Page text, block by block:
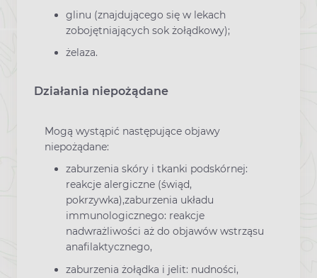
glinu (znajdującego się w lekach
zobojętniających sok żołądkowy);
żelaza.
Działania niepożądane
Mogą wystąpić następujące objawy
niepożądane:
zaburzenia skóry i tkanki podskórnej:
reakcje alergiczne (świąd,
pokrzywka),zaburzenia układu
immunologicznego: reakcje
nadwrażliwości aż do objawów wstrząsu
anafilaktycznego,
zaburzenia żołądka i jelit: nudności,